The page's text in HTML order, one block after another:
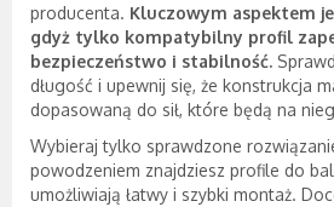
producenta. Kluczowym aspektem
gdyż tylko kompatybilny profil
bezpieczeństwo i stabilność.
długość i upewnij się, że konstrukcja
dopasowaną do sił, które będą na
Wybieraj tylko sprawdzone
powodzeniem znajdziesz profile do
umożliwiają łatwy i szybki montaż.